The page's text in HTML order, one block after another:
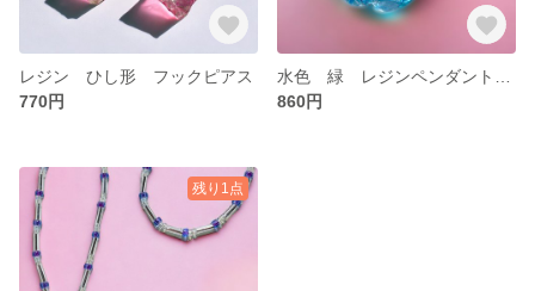
レジン ひし形 フックピアス
770円
860円
残り1点